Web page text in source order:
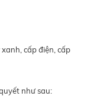
cấp điện, cấp
như sau: